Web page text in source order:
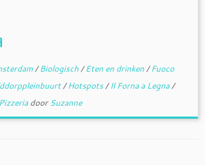
/Biologisch/Eten en drinken/Fuoco
/Hotspots/Il Forna a Legna/
PizzeriadoorSuzanne